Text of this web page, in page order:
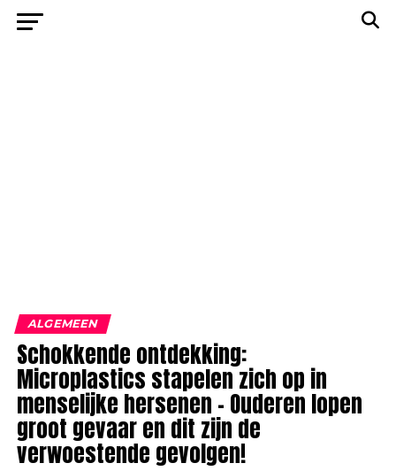
ALGEMEEN
Schokkende ontdekking:
Microplastics stapelen zich op in
menselijke hersenen – Ouderen lopen
groot gevaar en dit zijn de
verwoestende gevolgen!